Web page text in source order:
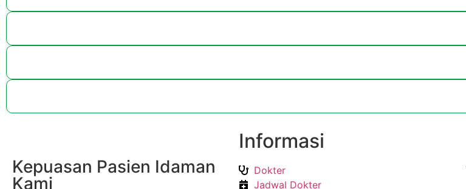
Kepuasan Pasien Idaman
Kami
Informasi
Dokter
Jadwal Dokter